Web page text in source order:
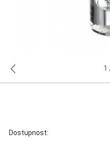
1
Dostupnost: